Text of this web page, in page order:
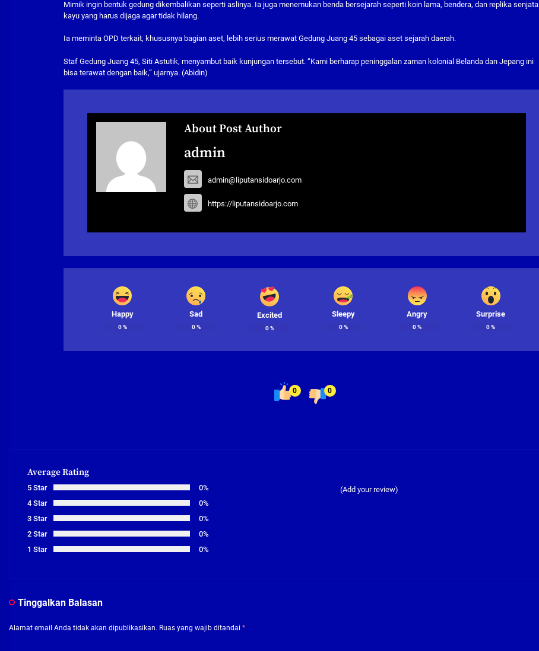
Mimik ingin bentuk gedung dikembalikan seperti aslinya. Ia juga menemukan benda bersejarah seperti koin lama, bendera, dan replika senjata
kayu yang harus dijaga agar tidak hilang.
Ia meminta OPD terkait, khususnya bagian aset, lebih serius merawat Gedung Juang 45 sebagai aset sejarah daerah.
Staf Gedung Juang 45, Siti Astutik, menyambut baik kunjungan tersebut. “Kami berharap peninggalan zaman kolonial Belanda dan Jepang ini
bisa terawat dengan baik,” ujarnya. (Abidin)
About Post Author
admin
admin@liputansidoarjo.com
https://liputansidoarjo.com
Happy
0%
Sad
0%
Excited
0%
Sleepy
0%
Angry
0%
Surprise
0%
0 0
Average Rating
5 Star
0%
4 Star
0%
3 Star
0%
2 Star
0%
1 Star
0%
(Add your review)
Tinggalkan Balasan
Alamat email Anda tidak akan dipublikasikan. Ruas yang wajib ditandai *